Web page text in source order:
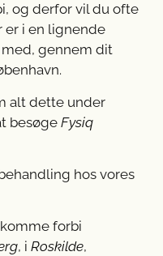
og derfor vil du ofte
er i en lignende
gennem dit
alt dette under
besøgeFysiq
hos vores
forbi
, i Roskilde,